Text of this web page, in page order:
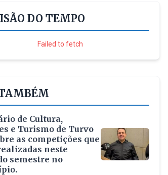
DO TEMPO
Failed to fetch
de Cultura,
e Turismo de Turvo
as competições que
neste
semestre no